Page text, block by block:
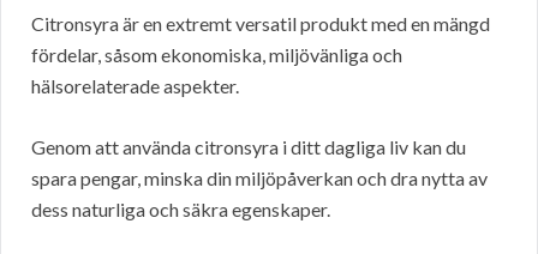
Citronsyra är en extremt versatil produkt med en mängd
fördelar, såsom ekonomiska, miljövänliga och
hälsorelaterade aspekter.
Genom att använda citronsyra i ditt dagliga liv kan du
spara pengar, minska din miljöpåverkan och dra nytta av
dess naturliga och säkra egenskaper.